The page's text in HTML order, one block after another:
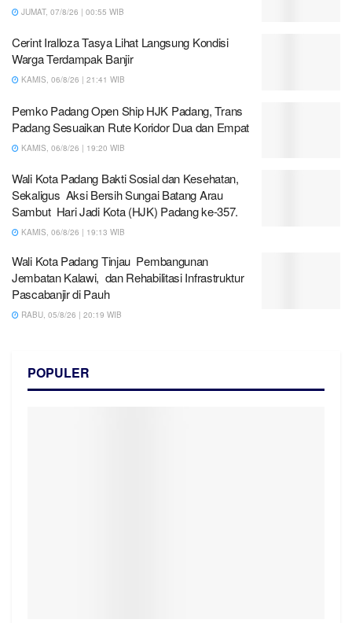
JUMAT, 07/8/26 | 00:55 WIB
Cerint Iralloza Tasya Lihat Langsung Kondisi
Warga Terdampak Banjir
KAMIS, 06/8/26 | 21:41 WIB
Pemko Padang Open Ship HJK Padang, Trans
Padang Sesuaikan Rute Koridor Dua dan Empat
KAMIS, 06/8/26 | 19:20 WIB
Wali Kota Padang Bakti Sosial dan Kesehatan,
Sekaligus Aksi Bersih Sungai Batang Arau
Sambut Hari Jadi Kota (HJK) Padang ke-357.
KAMIS, 06/8/26 | 19:13 WIB
Wali Kota Padang Tinjau Pembangunan
Jembatan Kalawi, dan Rehabilitasi Infrastruktur
Pascabanjir di Pauh
RABU, 05/8/26 | 20:19 WIB
POPULER